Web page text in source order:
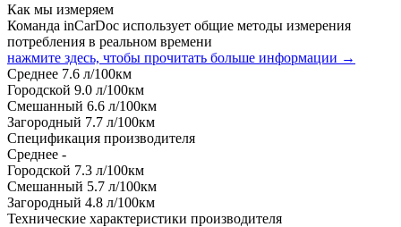
Как мы измеряем
Команда inCarDoc использует общие методы измерения
потребления в реальном времени
нажмите здесь, чтобы прочитать больше информации →
Среднее 7.6 л/100км
Городской 9.0 л/100км
Смешанный 6.6 л/100км
Загородный 7.7 л/100км
Спецификация производителя
Среднее -
Городской 7.3 л/100км
Смешанный 5.7 л/100км
Загородный 4.8 л/100км
Технические характеристики производителя